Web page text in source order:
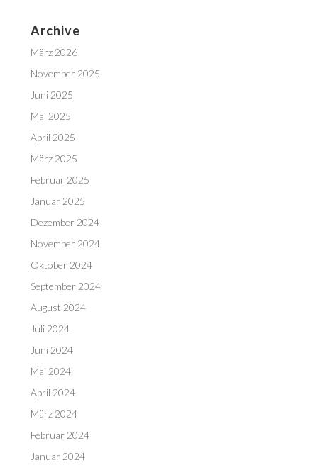
Archive
März 2026
November 2025
Juni 2025
Mai 2025
April 2025
März 2025
Februar 2025
Januar 2025
Dezember 2024
November 2024
Oktober 2024
September 2024
August 2024
Juli 2024
Juni 2024
Mai 2024
April 2024
März 2024
Februar 2024
Januar 2024